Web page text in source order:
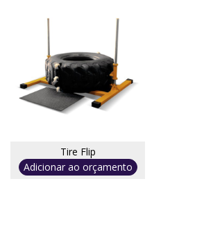
Tire Flip
Adicionar ao orçamento